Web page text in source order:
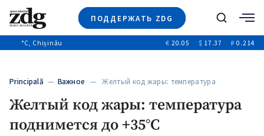
ПОДДЕРЖАТЬ ZDG
Новости
Расследования
Общество
+312
Поиск
°C, Chișinău € 20.05 $ 17.37 ₽ 0.214
Principală — Важное — Желтый код жары: температура
Желтый код жары: температура
поднимется до +35°C